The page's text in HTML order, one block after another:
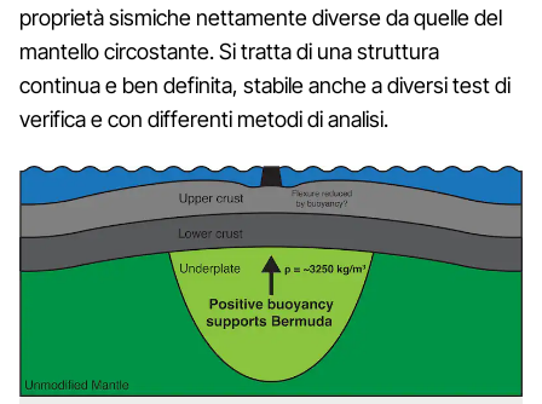
proprietà sismiche nettamente diverse da quelle del
mantello circostante. Si tratta di una struttura
continua e ben definita, stabile anche a diversi test di
verifica e con differenti metodi di analisi.